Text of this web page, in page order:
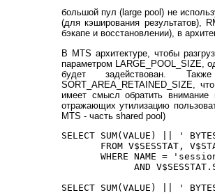
большой пул (large pool) не
(для кэширования результатов),
бэкапе и восстановлении), в
В MTS архитектуре, чтобы
параметром LARGE_POOL_SIZE,
будет задействован.
SORT_AREA_RETAINED_SIZE,
имеет смысл обратить
отражающих утилизацию
MTS - часть shared pool)
SELECT SUM(VALUE) || '
FROM V$SESSTAT,
WHERE NAME =
AND
SELECT SUM(VALUE) || '